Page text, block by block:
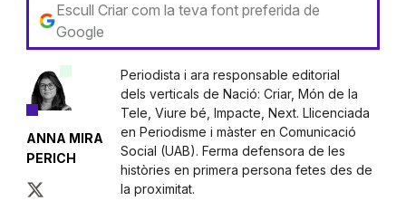
Escull Criar com la teva font preferida de
Google
ANNA MIRA
PERICH
Periodista i ara responsable editorial
dels verticals de Nació: Criar, Món de la
Tele, Viure bé, Impacte, Next. Llicenciada
en Periodisme i màster en Comunicació
Social (UAB). Ferma defensora de les
històries en primera persona fetes des de
la proximitat.